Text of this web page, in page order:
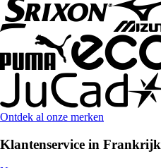
Ontdek al onze merken
Klantenservice in Frankrijk